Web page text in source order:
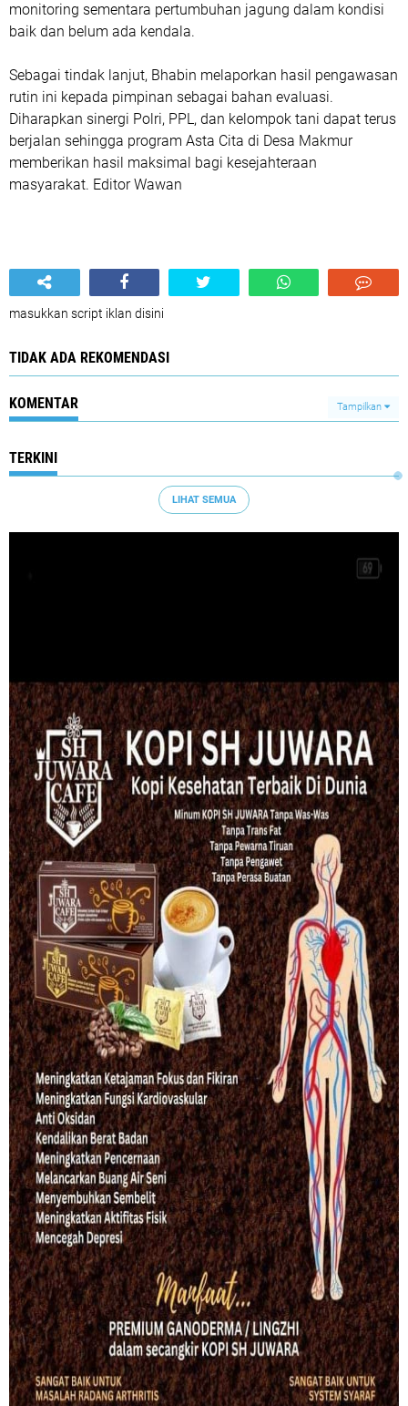
monitoring sementara pertumbuhan jagung dalam kondisi
baik dan belum ada kendala.
Sebagai tindak lanjut, Bhabin melaporkan hasil pengawasan
rutin ini kepada pimpinan sebagai bahan evaluasi.
Diharapkan sinergi Polri, PPL, dan kelompok tani dapat terus
berjalan sehingga program Asta Cita di Desa Makmur
memberikan hasil maksimal bagi kesejahteraan
masyarakat. Editor Wawan
masukkan script iklan disini
TIDAK ADA REKOMENDASI
KOMENTAR Tampilkan
TERKINI
LIHAT SEMUA